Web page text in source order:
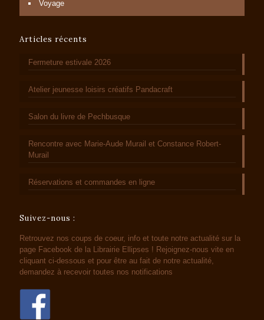
Voyage
Articles récents
Fermeture estivale 2026
Atelier jeunesse loisirs créatifs Pandacraft
Salon du livre de Pechbusque
Rencontre avec Marie-Aude Murail et Constance Robert-
Murail
Réservations et commandes en ligne
Suivez-nous :
Retrouvez nos coups de coeur, info et toute notre actualité sur la
page Facebook de la Librairie Ellipses ! Rejoignez-nous vite en
cliquant ci-dessous et pour être au fait de notre actualité,
demandez à recevoir toutes nos notifications